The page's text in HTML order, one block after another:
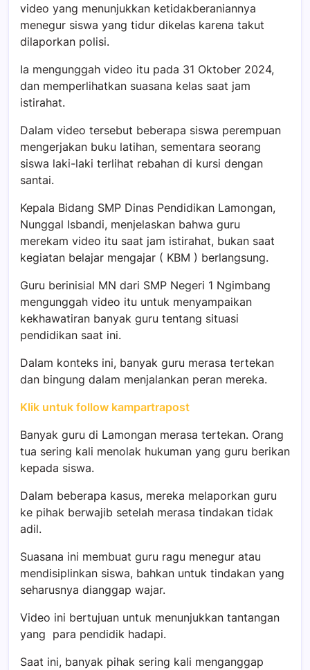
video yang menunjukkan ketidakberaniannya
menegur siswa yang tidur dikelas karena takut
dilaporkan polisi.
Ia mengunggah video itu pada 31 Oktober 2024,
dan memperlihatkan suasana kelas saat jam
istirahat.
Dalam video tersebut beberapa siswa perempuan
mengerjakan buku latihan, sementara seorang
siswa laki-laki terlihat rebahan di kursi dengan
santai.
Kepala Bidang SMP Dinas Pendidikan Lamongan,
Nunggal Isbandi, menjelaskan bahwa guru
merekam video itu saat jam istirahat, bukan saat
kegiatan belajar mengajar ( KBM ) berlangsung.
Guru berinisial MN dari SMP Negeri 1 Ngimbang
mengunggah video itu untuk menyampaikan
kekhawatiran banyak guru tentang situasi
pendidikan saat ini.
Dalam konteks ini, banyak guru merasa tertekan
dan bingung dalam menjalankan peran mereka.
Klik untuk follow kampartrapost
Banyak guru di Lamongan merasa tertekan. Orang
tua sering kali menolak hukuman yang guru berikan
kepada siswa.
Dalam beberapa kasus, mereka melaporkan guru
ke pihak berwajib setelah merasa tindakan tidak
adil.
Suasana ini membuat guru ragu menegur atau
mendisiplinkan siswa, bahkan untuk tindakan yang
seharusnya dianggap wajar.
Video ini bertujuan untuk menunjukkan tantangan
yang para pendidik hadapi.
Saat ini, banyak pihak sering kali menganggap